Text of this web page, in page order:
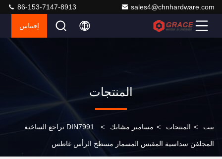
sales4@chnhardware.com
86-153-7147-8913
إقتباس
المنتجات
بيت > المنتجات > مسامير مشابك > DIN7991 تراجع الساخنة
المجلفن سداسية المقبس المسمار مسطح الرأس غاطس